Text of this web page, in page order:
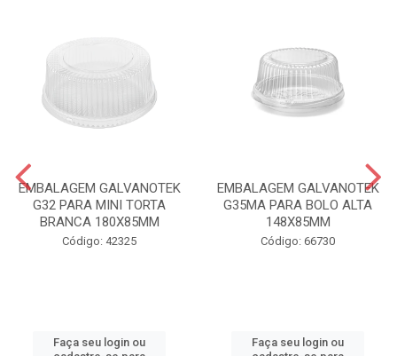
EMBALAGEM GALVANOTEK
G32 PARA MINI TORTA
BRANCA 180X85MM
Código: 42325
Faça seu login ou
EMBALAGEM GALVANOTEK
G35MA PARA BOLO ALTA
148X85MM
Código: 66730
Faça seu login ou